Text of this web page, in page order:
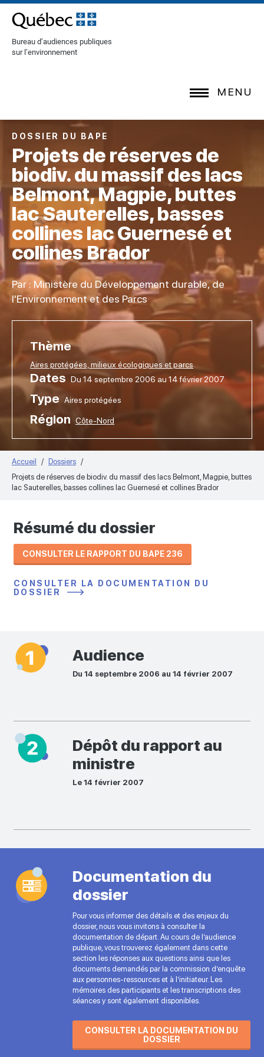
[Common.SkipToContent]
Bureau d’audiences publiques
sur l’environnement
MENU
DOSSIER DU BAPE
Projets de réserves de
biodiv. du massif des lacs
Belmont, Magpie, buttes
lac Sauterelles, basses
collines lac Guernesé et
collines Brador
Par : Ministère du Développement durable, de
l'Environnement et des Parcs
Thème
Aires protégées, milieux écologiques et parcs
Dates Du 14 septembre 2006 au 14 février 2007
Type Aires protégées
Région Côte-Nord
Accueil
Dossiers
Projets de réserves de biodiv. du massif des lacs Belmont, Magpie, buttes
lac Sauterelles, basses collines lac Guernesé et collines Brador
Résumé du dossier
CONSULTER LE RAPPORT DU BAPE 236
CONSULTER LA DOCUMENTATION DU
DOSSIER
Audience
Du 14 septembre 2006 au 14 février 2007
Dépôt du rapport au
ministre
Le 14 février 2007
Documentation du
dossier
Pour vous informer des détails et des enjeux du
dossier, nous vous invitons à consulter la
documentation de départ. Au cours de l’audience
publique, vous trouverez également dans cette
section les réponses aux questions ainsi que les
documents demandés par la commission d’enquête
aux personnes-ressources et à l’initiateur. Les
mémoires des participants et les transcriptions des
séances y sont également disponibles.
CONSULTER LA DOCUMENTATION DU
DOSSIER